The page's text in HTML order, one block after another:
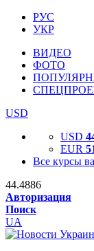
РУС
УКР
ВИДЕО
ФОТО
USD
USD
EUR
Все курсы
44.4886
Авторизация
Поиск
UA